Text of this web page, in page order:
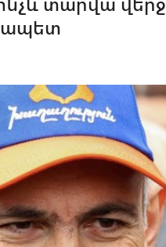
տարվա վերջ